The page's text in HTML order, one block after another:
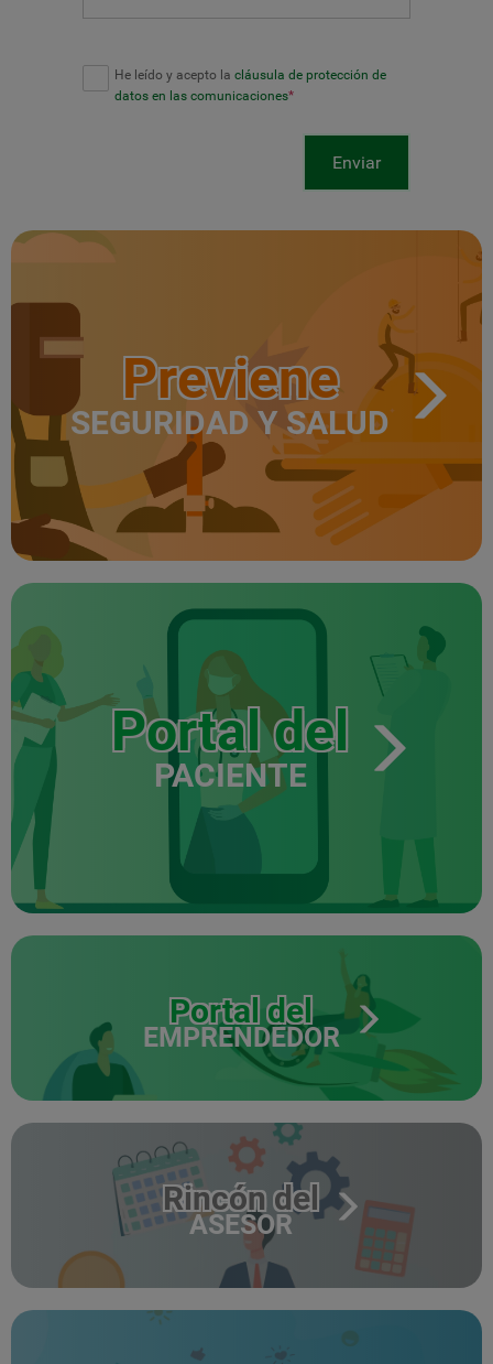
He leído y acepto la cláusula de protección de
datos en las comunicaciones*
Enviar
Previene
SEGURIDAD Y SALUD
Portal del
PACIENTE
Portal del
EMPRENDEDOR
Rincón del
ASESOR